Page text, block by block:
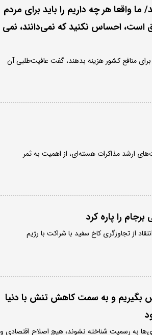
واقعا هر چه داریم را باید برای مردم
است، احساس نکنید که نمی‌دانند، نمی
برای منافع کشور هزینه بدهند، گفت عافیت‌طلبی آن
ارشد مذاکرات هسته‌ای، از اهمیت به ثمر
را پاره کرد
از تجاوزگری کاخ سفید با شراکت با رژیم
بگیریم و به سمت کاهش تنش با دنیا
به رسمیت شناخته نشوند، هیچ اصلاح اقتصادی و